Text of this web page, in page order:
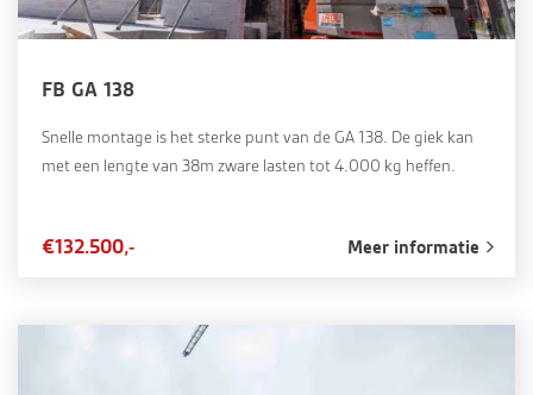
FB GA 138
Snelle montage is het sterke punt van de GA 138. De giek kan
met een lengte van 38m zware lasten tot 4.000 kg heffen.
€132.500,- Meer informatie